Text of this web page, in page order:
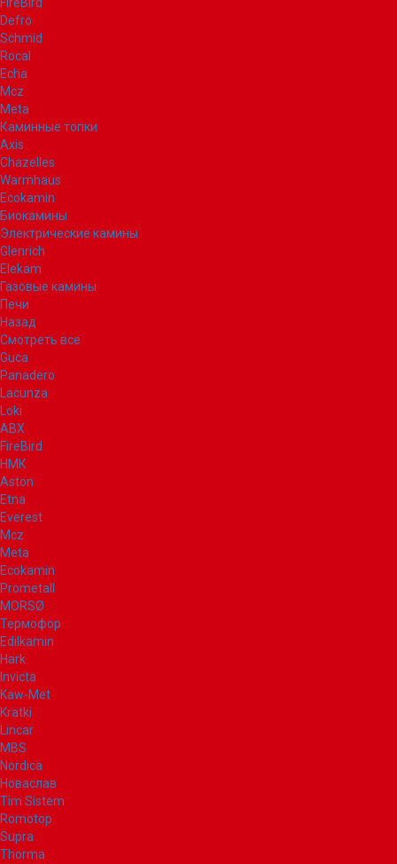
Defro
Schmid
Rocal
Echa
Mcz
Meta
Каминные топки
Axis
Chazelles
Warmhaus
Ecokamin
Биокамины
Электрические камины
Glenrich
Elekam
Газовые камины
Печи
Назад
Смотреть все
Guca
Panadero
Lacunza
Loki
ABX
FireBird
НМК
Aston
Etna
Everest
Mcz
Meta
Ecokamin
Prometall
MORSØ
Термофор
Edilkamin
Hark
Invicta
Kaw-Met
Kratki
Lincar
MBS
Nordica
Новаслав
Tim Sistem
Romotop
Supra
Thorma